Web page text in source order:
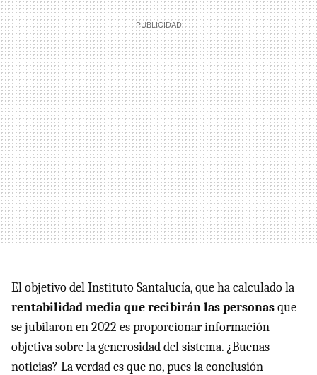
El objetivo del Instituto Santalucía, que ha calculado la
rentabilidad media que recibirán las personasque
se jubilaron en 2022 es proporcionar información
objetiva sobre la generosidad del sistema. ¿Buenas
noticias? La verdad es que no, pues la conclusión